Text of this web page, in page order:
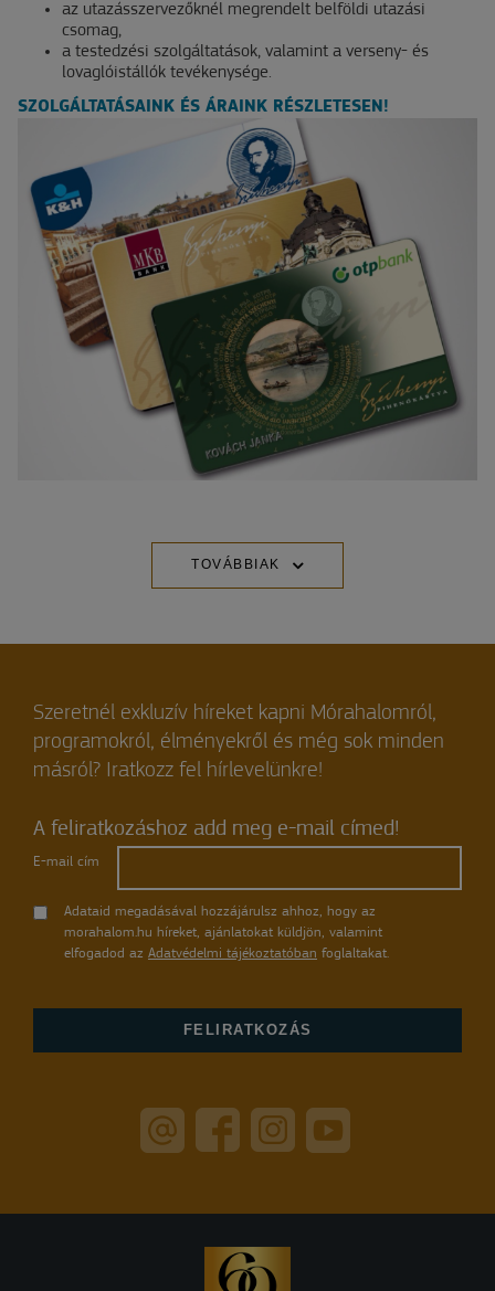
az utazásszervezőknél megrendelt belföldi utazási
csomag,
a testedzési szolgáltatások, valamint a verseny- és
lovaglóistállók tevékenysége.
SZOLGÁLTATÁSAINK ÉS ÁRAINK RÉSZLETESEN!
TOVÁBBIAK
Szeretnél exkluzív híreket kapni Mórahalomról,
programokról, élményekről és még sok minden
másról? Iratkozz fel hírlevelünkre!
A feliratkozáshoz add meg e-mail címed!
E-mail cím
Adataid megadásával hozzájárulsz ahhoz, hogy az
morahalom.hu híreket, ajánlatokat küldjön, valamint
elfogadod az Adatvédelmi tájékoztatóban foglaltakat.